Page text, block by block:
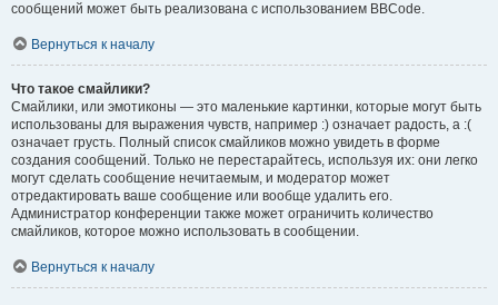
сообщений может быть реализована с использованием BBCode.
Вернуться к началу
Что такое смайлики?
Смайлики, или эмотиконы — это маленькие картинки, которые могут быть
использованы для выражения чувств, например :) означает радость, а :(
означает грусть. Полный список смайликов можно увидеть в форме
создания сообщений. Только не перестарайтесь, используя их: они легко
могут сделать сообщение нечитаемым, и модератор может
отредактировать ваше сообщение или вообще удалить его.
Администратор конференции также может ограничить количество
смайликов, которое можно использовать в сообщении.
Вернуться к началу